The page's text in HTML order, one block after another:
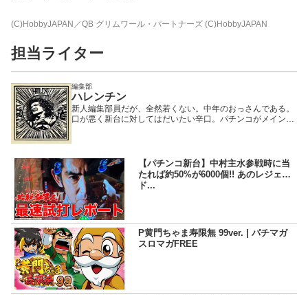
(C)HobbyJAPAN／QB グリムワール・パートナーズ (C)HobbyJAPAN
担当ライター
編集部
ハレンチン
新人編集部員だが、全然若くない。中年のおっさんである。
口が悪く新台に対してはだいたい辛口。パチンコがメインで
【パチンコ新台】中村主水参戦時に当
たれば約50%が6000個!! あのレジェン
ド...
P黄門ちゃま寿限無 99ver. | パチマガ
スロマガFREE